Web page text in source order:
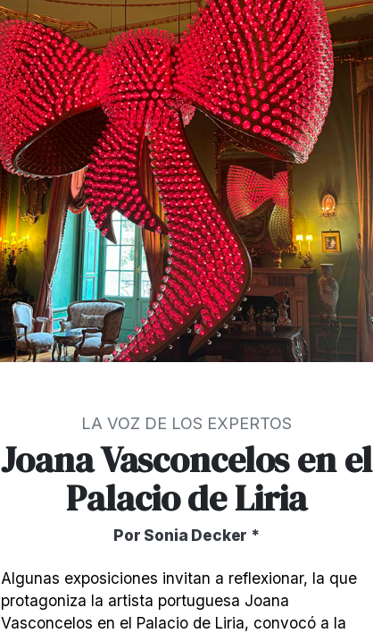
LA VOZ DE LOS EXPERTOS
Joana Vasconcelos en el
Palacio de Liria
Por Sonia Decker *
Algunas exposiciones invitan a reflexionar, la que
protagoniza la artista portuguesa Joana
Vasconcelos en el Palacio de Liria, convocó a la